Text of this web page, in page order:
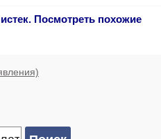
Посмотреть похожие